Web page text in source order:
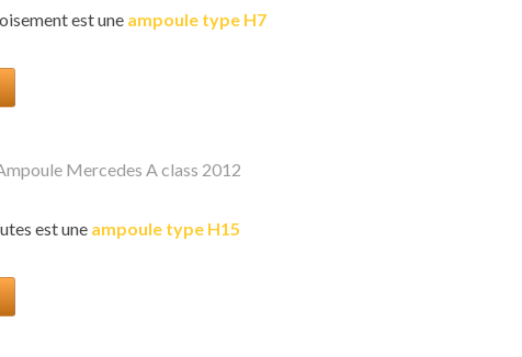
est une ampoule type H7
Mercedes A class 2012
est une ampoule type H15